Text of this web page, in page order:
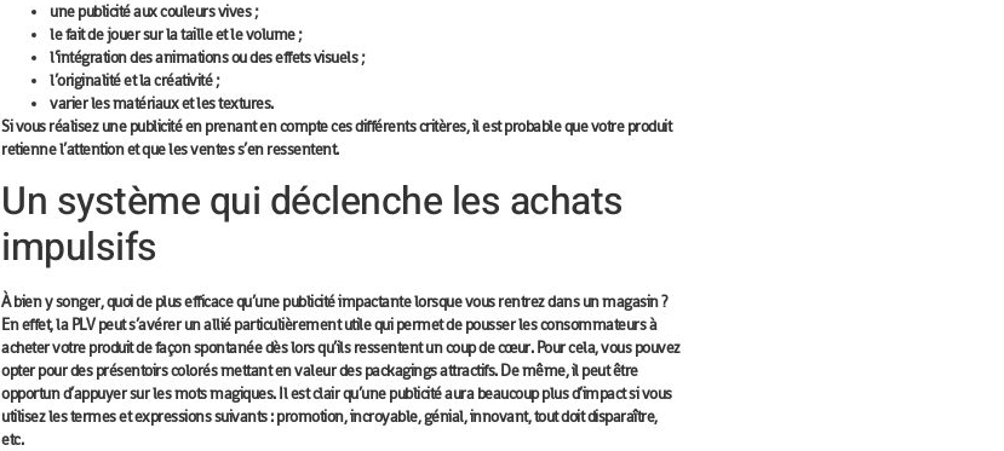
une publicité aux couleurs vives ;
le fait de jouer sur la taille et le volume ;
l’intégration des animations ou des effets visuels ;
l’originalité et la créativité ;
varier les matériaux et les textures.
Si vous réalisez une publicité en prenant en compte ces différents critères, il est probable que votre produit
retienne l’attention et que lesventess’en ressentent.
Un système qui déclenche les achats
impulsifs
À bien y songer, quoi de plus efficace qu’unepublicité impactantelorsque vous rentrez dans un magasin ?
En effet, la PLV peut s’avérer un allié particulièrement utile qui permet de pousser les consommateurs à
acheter votre produit de façon spontanée dès lors qu’ils ressentent un coup de cœur. Pour cela, vous pouvez
opter pour des présentoirs colorés mettant en valeur des packagings attractifs. De même, il peut être
opportun d’appuyer sur les mots magiques. Il est clair qu’une publicité aura beaucoup plus d’impact si vous
utilisez les termes et expressions suivants : promotion, incroyable, génial, innovant, tout doit disparaître,
etc.